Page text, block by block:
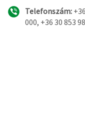
Telefonszám:
000, +36 30 853